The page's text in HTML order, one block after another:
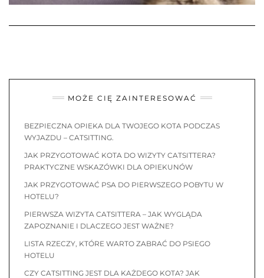
MOŻE CIĘ ZAINTERESOWAĆ
BEZPIECZNA OPIEKA DLA TWOJEGO KOTA PODCZAS
WYJAZDU – CATSITTING.
JAK PRZYGOTOWAĆ KOTA DO WIZYTY CATSITTERA?
PRAKTYCZNE WSKAZÓWKI DLA OPIEKUNÓW
JAK PRZYGOTOWAĆ PSA DO PIERWSZEGO POBYTU W
HOTELU?
PIERWSZA WIZYTA CATSITTERA – JAK WYGLĄDA
ZAPOZNANIE I DLACZEGO JEST WAŻNE?
LISTA RZECZY, KTÓRE WARTO ZABRAĆ DO PSIEGO
HOTELU
CZY CATSITTING JEST DLA KAŻDEGO KOTA? JAK